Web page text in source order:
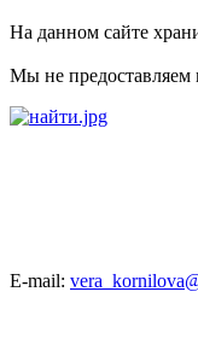
На данном сайте
Мы не
E-mail: